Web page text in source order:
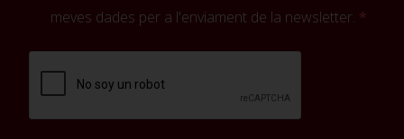
meves dades per a l'enviament de la newsletter.